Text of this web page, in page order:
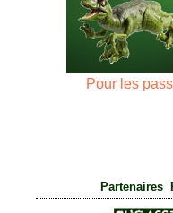
Pour les
Partenaires|